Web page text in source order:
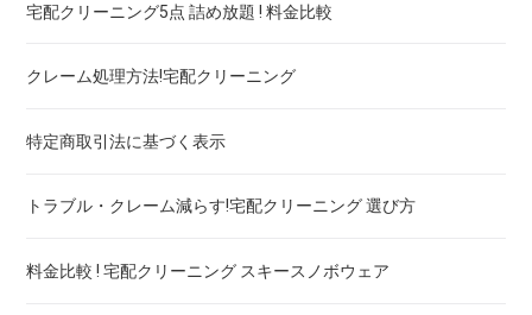
ブランドコート！宅配クリーニング 高品質 料金 比較
ブランドワンピース！宅配クリーニング 高品質 料金 比較
スカート・パンツ
セーター・カーディガン
スラックス
宅配クリーニング5点 詰め放題 ! 料金比較
クレーム処理方法!宅配クリーニング
特定商取引法に基づく表示
トラブル・クレーム減らす!宅配クリーニング 選び方
料金比較 ! 宅配クリーニング スキースノボウェア